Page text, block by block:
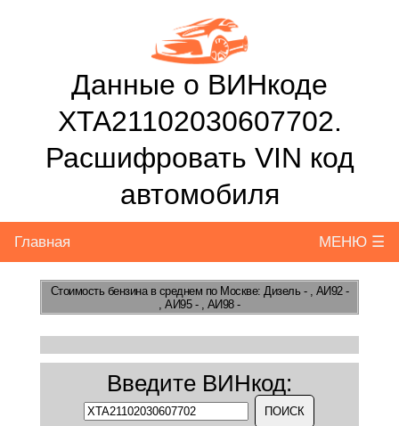
Данные о ВИНкоде
XTA21102030607702.
Расшифровать VIN код
автомобиля
Главная МЕНЮ ☰
Стоимость бензинав среднем по Москве: Дизель - , АИ92 -
, АИ95 - , АИ98 -
Введите ВИНкод: